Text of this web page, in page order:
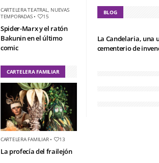
CARTELERA TEATRAL, NUEVAS
TEMPORADAS• 15
Spider-Marx y el ratón
Bakunin en el último
comic
CARTELERA FAMILIAR
CARTELERA FAMILIAR• 13
La profecía del frailejón
BLOG
La Candelaria, una
cementerio de